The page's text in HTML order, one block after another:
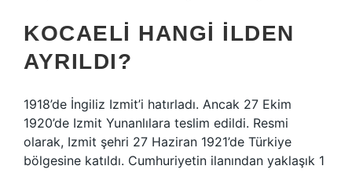
KOCAELI HANGI ILDEN
AYRILDI?
1918’de İngiliz Izmit’i hatırladı. Ancak 27 Ekim
1920’de Izmit Yunanlılara teslim edildi. Resmi
olarak, Izmit şehri 27 Haziran 1921’de Türkiye
bölgesine katıldı. Cumhuriyetin ilanından yaklaşık 1